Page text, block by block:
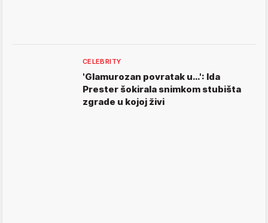
CELEBRITY
'Glamurozan povratak u…': Ida
Prester šokirala snimkom stubišta
zgrade u kojoj živi